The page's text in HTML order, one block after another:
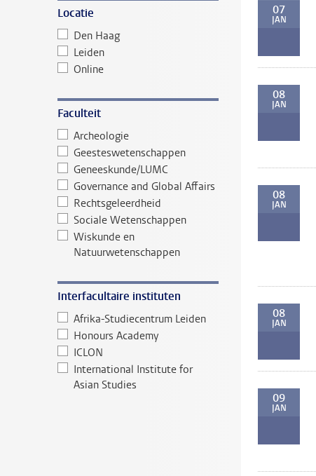
Locatie
Den Haag
Leiden
Online
Faculteit
Archeologie
Geesteswetenschappen
Geneeskunde/LUMC
Governance and Global Affairs
Rechtsgeleerdheid
Sociale Wetenschappen
Wiskunde en
Natuurwetenschappen
Interfacultaire instituten
Afrika-Studiecentrum Leiden
Honours Academy
ICLON
International Institute for
Asian Studies
07
JAN
08
JAN
08
JAN
08
JAN
09
JAN